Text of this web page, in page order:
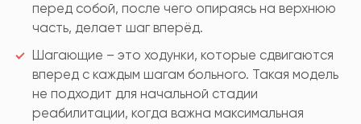
перед собой, после чего опираясь на верхнюю
часть, делает шаг вперёд.
Шагающие – это ходунки, которые сдвигаются
вперед с каждым шагам больного. Такая модель
не подходит для начальной стадии
реабилитации, когда важна максимальная